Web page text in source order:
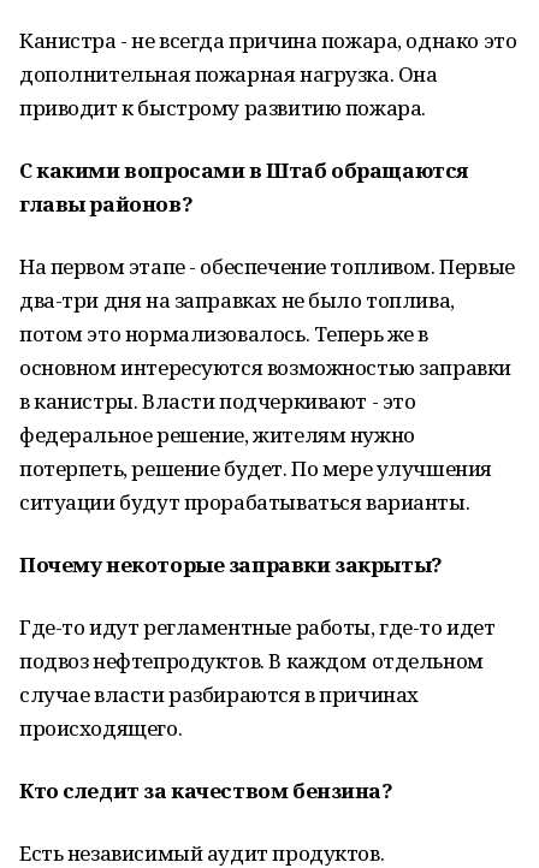
Канистра - не всегда причина пожара, однако это
дополнительная пожарная нагрузка. Она
приводит к быстрому развитию пожара.
С какими вопросами в Штаб обращаются
главы районов?
На первом этапе - обеспечение топливом. Первые
два-три дня на заправках не было топлива,
потом это нормализовалось. Теперь же в
основном интересуются возможностью заправки
в канистры. Власти подчеркивают - это
федеральное решение, жителям нужно
потерпеть, решение будет. По мере улучшения
ситуации будут прорабатываться варианты.
Почему некоторые заправки закрыты?
Где-то идут регламентные работы, где-то идет
подвоз нефтепродуктов. В каждом отдельном
случае власти разбираются в причинах
происходящего.
Кто следит за качеством бензина?
Есть независимый аудит продуктов.